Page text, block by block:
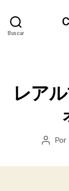
Buscar
レア
Autor
Por